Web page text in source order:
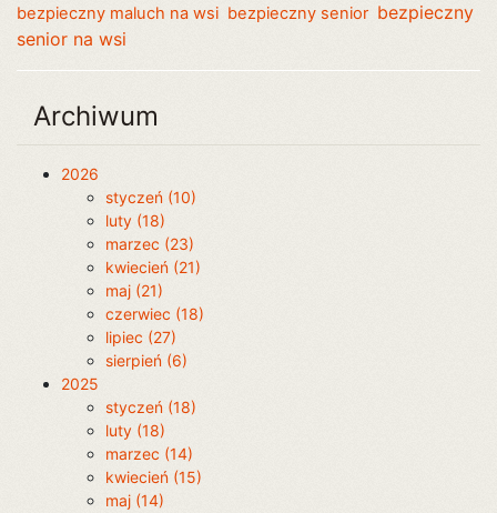
bezpieczny maluch na wsi bezpieczny senior bezpieczny
senior na wsi
Archiwum
2026
styczeń (10)
luty (18)
marzec (23)
kwiecień (21)
maj (21)
czerwiec (18)
lipiec (27)
sierpień (6)
2025
styczeń (18)
luty (18)
marzec (14)
kwiecień (15)
maj (14)